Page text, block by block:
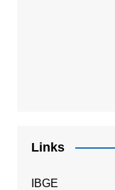
Links
IBGE